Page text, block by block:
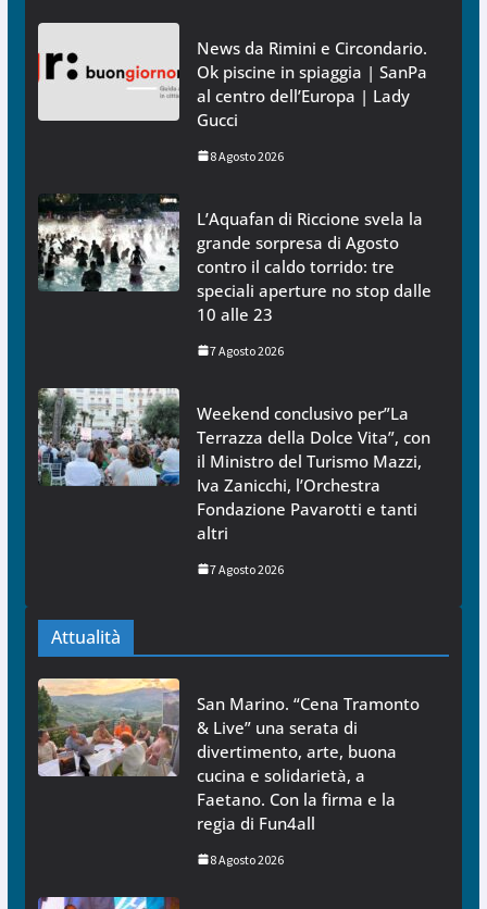
News da Rimini e Circondario.
Ok piscine in spiaggia | SanPa
al centro dell’Europa | Lady
Gucci
8 Agosto 2026
L’Aquafan di Riccione svela la
grande sorpresa di Agosto
contro il caldo torrido: tre
speciali aperture no stop dalle
10 alle 23
7 Agosto 2026
Weekend conclusivo per”La
Terrazza della Dolce Vita”, con
il Ministro del Turismo Mazzi,
Iva Zanicchi, l’Orchestra
Fondazione Pavarotti e tanti
altri
7 Agosto 2026
Attualità
San Marino. “Cena Tramonto
& Live” una serata di
divertimento, arte, buona
cucina e solidarietà, a
Faetano. Con la firma e la
regia di Fun4all
8 Agosto 2026